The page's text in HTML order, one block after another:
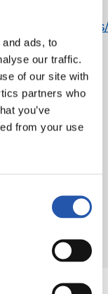
ads, to
our traffic.
of our site with
partners who
you’ve
from your use